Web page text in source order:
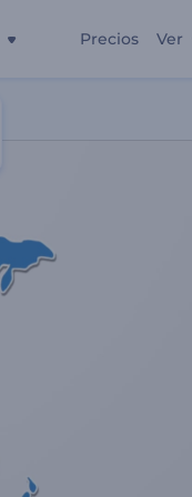
Precios Ver